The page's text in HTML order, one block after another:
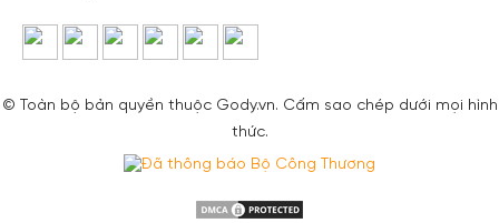
© Toàn bộ bản quyền thuộc Gody.vn. Cấm sao chép dưới mọi hình
thức.